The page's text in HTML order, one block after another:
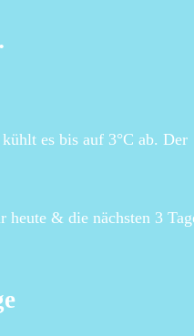
es bis auf 3°C ab. Der
& die nächsten 3